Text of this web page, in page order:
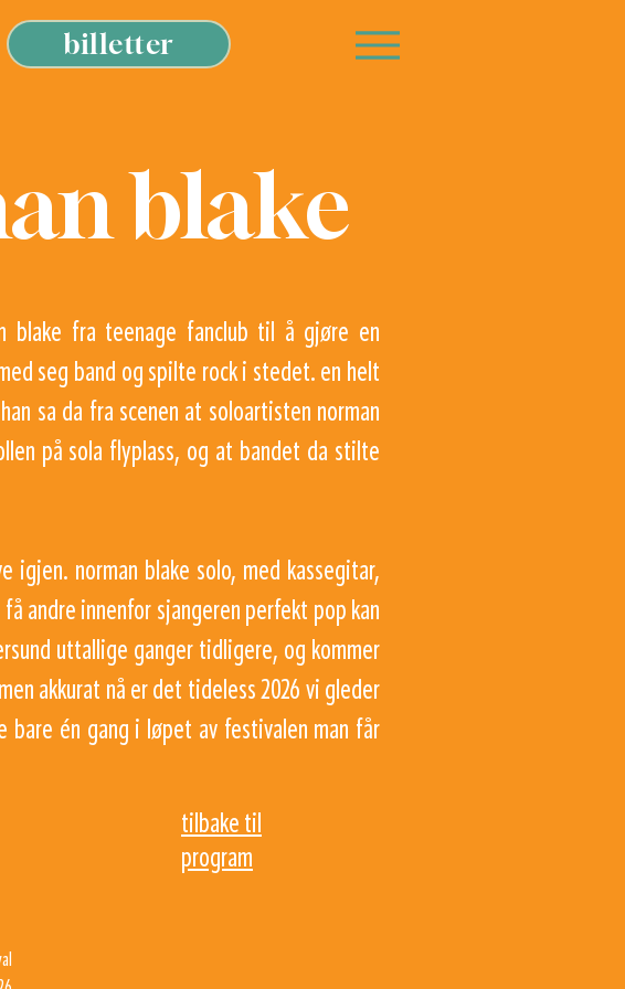
billetter
blake
blake fra teenage fanclub til å gjøre en
seg band og spilte rock i stedet. en helt
sa da fra scenen at soloartisten norman
på sola flyplass, og at bandet da stilte
igjen. norman blake solo, med kassegitar,
andre innenfor sjangeren perfekt pop kan
uttallige ganger tidligere, og kommer
akkurat nå er det tideless 2026 vi gleder
bare én gang i løpet av festivalen man får
tilbake til
program